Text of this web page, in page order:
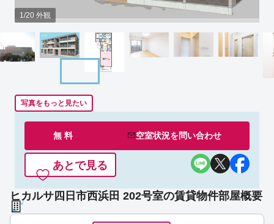
1/20 外観
写真をもっと見たい
無 料 空室状況を問い合わせ
あとで見る
ヒカルサ四日市西浜田 202号室の賃貸物件部屋概要